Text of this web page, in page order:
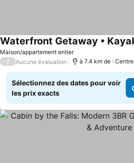
Maison/appartement entier
/ Aucune évaluation à 7.4 km de :
Sélectionnez des dates pour voir
les prix exacts